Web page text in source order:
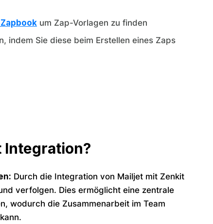
um Zap-Vorlagen zu finden
indem Sie diese beim Erstellen eines Zaps
Durch die Integration von Mailjet mit Zenkit
verfolgen. Dies ermöglicht eine zentrale
wodurch die Zusammenarbeit im Team